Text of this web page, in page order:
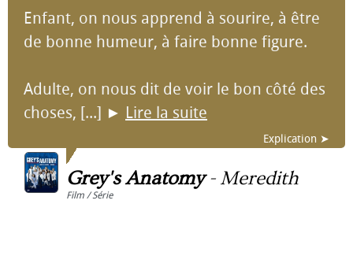
Enfant, on nous apprend à sourire, à être
de bonne humeur, à faire bonne figure.
Adulte, on nous dit de voir le bon côté des
choses, [...] ► Lire la suite
Explication ➤
Grey's Anatomy- Meredith
Film / Série